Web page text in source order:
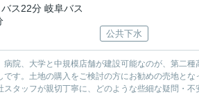
バス22分 岐阜バス
公共下水
院、大学と中規模店舗が建設可能なのが、第二種
す。土地の購入をご検討の方にお勧めの売地と
タッフが親切丁寧に、どのような些細な疑問・不